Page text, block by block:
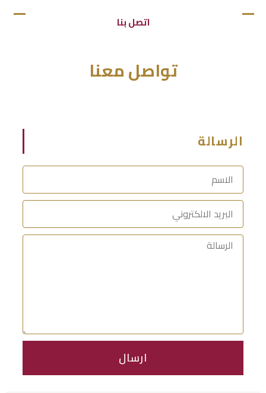
اتصل بنا
تواصل معنا
الرسالة
ارسال